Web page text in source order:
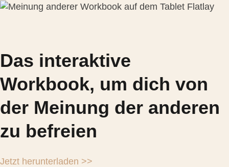
Das interaktive
Workbook, um dich von
der Meinung der anderen
zu befreien
Jetzt herunterladen >>